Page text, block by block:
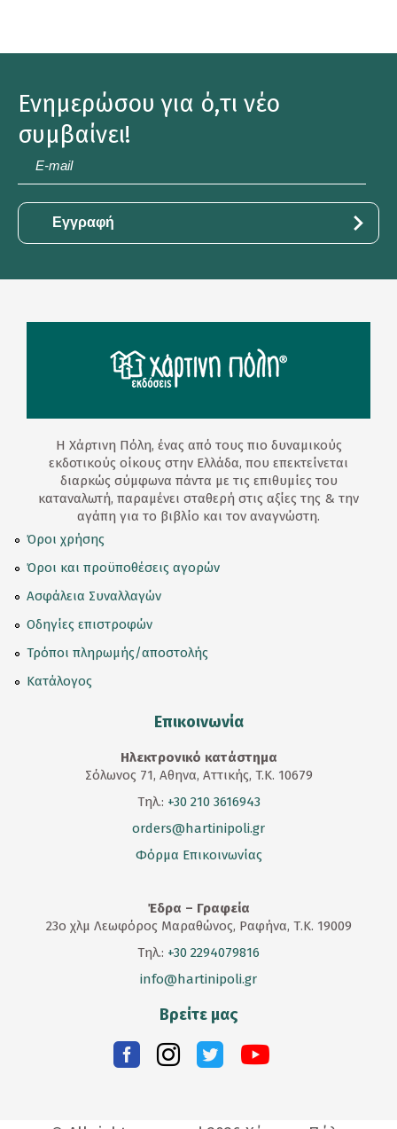
Ενημερώσου για ό,τι νέο
συμβαίνει!
Η Χάρτινη Πόλη, ένας από τους πιο δυναμικούς
εκδοτικούς οίκους στην Ελλάδα, που επεκτείνεται
διαρκώς σύμφωνα πάντα με τις επιθυμίες του
καταναλωτή, παραμένει σταθερή στις αξίες της & την
αγάπη για το βιβλίο και τον αναγνώστη.
Όροι χρήσης
Όροι και προϋποθέσεις αγορών
Ασφάλεια Συναλλαγών
Οδηγίες επιστροφών
Τρόποι πληρωμής/αποστολής
Κατάλογος
Επικοινωνία
Ηλεκτρονικό κατάστημα
Σόλωνος 71, Αθηνα, Αττικής, T.K. 10679
Τηλ.: +30 210 3616943
orders@hartinipoli.gr
Φόρμα Επικοινωνίας
Έδρα – Γραφεία
23ο χλμ Λεωφόρος Μαραθώνος, Ραφήνα, Τ.Κ. 19009
Τηλ.: +30 2294079816
info@hartinipoli.gr
Βρείτε μας